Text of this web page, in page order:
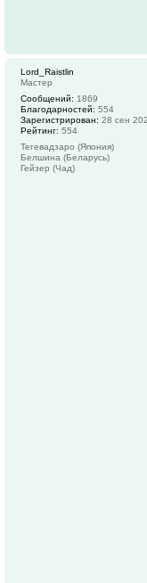
Lord_Raistlin
Мастер
Сообщений: 1869
Благодарностей: 554
Зарегистрирован: 28 сен
Рейтинг: 554
Тегевадзаро (Япония)
Белшина (Беларусь)
Гейзер (Чад)